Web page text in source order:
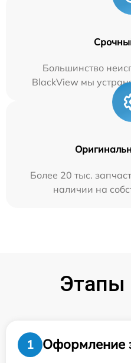
Большинство
BlackView мы
Более 20 тыс.
наличии на
Этапы
1
Оформление